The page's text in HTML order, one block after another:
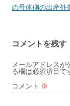
稿
ゲ
ー
シ
ョ
の母体側の出産外
コメントを残す
メールアドレスが
る欄は必須項目で
コメント ※